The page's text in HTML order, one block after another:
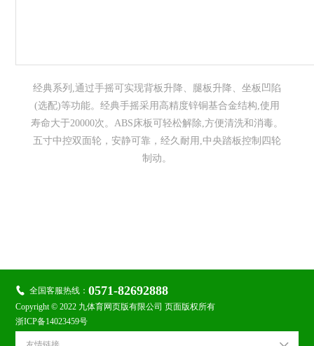
经典系列,通过手摇可实现背板升降、腿板升降、坐板凹陷
(选配)等功能。经典手摇采用高精度锌铜基合金结构,使用
寿命大于20000次。ABS床板可轻松解除,方便清洗和消毒。
五寸中控双面轮，安静可靠，经久耐用,中央踏板控制四轮
制动。
 全国客服热线：0571-82692888
Copyright © 2022 九体育网页版有限公司 页面版权所有
浙ICP备14023459号